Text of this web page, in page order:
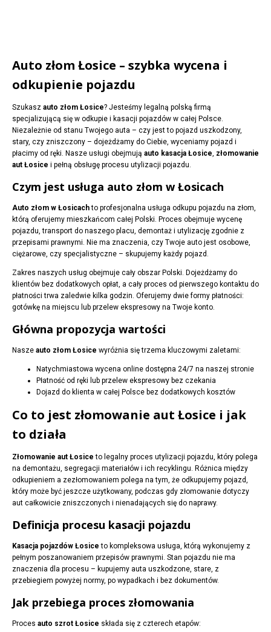
Auto złom Łosice – szybka wycena i
odkupienie pojazdu
Szukasz auto złom Łosice? Jesteśmy legalną polską firmą
specjalizującą się w odkupie i kasacji pojazdów w całej Polsce.
Niezależnie od stanu Twojego auta – czy jest to pojazd uszkodzony,
stary, czy zniszczony – dojeżdżamy do Ciebie, wyceniamy pojazd i
płacimy od ręki. Nasze usługi obejmują auto kasacja Łosice, złomowanie
aut Łosice i pełną obsługę procesu utylizacji pojazdu.
Czym jest usługa auto złom w Łosicach
Auto złom w Łosicachto profesjonalna usługa odkupu pojazdu na złom,
którą oferujemy mieszkańcom całej Polski. Proces obejmuje wycenę
pojazdu, transport do naszego placu, demontaż i utylizację zgodnie z
przepisami prawnymi. Nie ma znaczenia, czy Twoje auto jest osobowe,
ciężarowe, czy specjalistyczne – skupujemy każdy pojazd.
Zakres naszych usług obejmuje cały obszar Polski. Dojeżdżamy do
klientów bez dodatkowych opłat, a cały proces od pierwszego kontaktu do
płatności trwa zaledwie kilka godzin. Oferujemy dwie formy płatności:
gotówkę na miejscu lub przelew ekspresowy na Twoje konto.
Główna propozycja wartości
Nasze auto złom Łosice wyróżnia się trzema kluczowymi zaletami:
Natychmiastowa wycena online dostępna 24/7 na naszej stronie
Płatność od ręki lub przelew ekspresowy bez czekania
Dojazd do klienta w całej Polsce bez dodatkowych kosztów
Co to jest złomowanie aut Łosice i jak
to działa
Złomowanie aut Łosice to legalny proces utylizacji pojazdu, który polega
na demontażu, segregacji materiałów i ich recyklingu. Różnica między
odkupieniem a zezłomowaniem polega na tym, że odkupujemy pojazd,
który może być jeszcze użytkowany, podczas gdy złomowanie dotyczy
aut całkowicie zniszczonych i nienadających się do naprawy.
Definicja procesu kasacji pojazdu
Kasacja pojazdów Łosice to kompleksowa usługa, którą wykonujemy z
pełnym poszanowaniem przepisów prawnymi. Stan pojazdu nie ma
znaczenia dla procesu – kupujemy auta uszkodzone, stare, z
przebiegiem powyżej normy, po wypadkach i bez dokumentów.
Jak przebiega proces złomowania
Proces auto szrot Łosice składa się z czterech etapów: